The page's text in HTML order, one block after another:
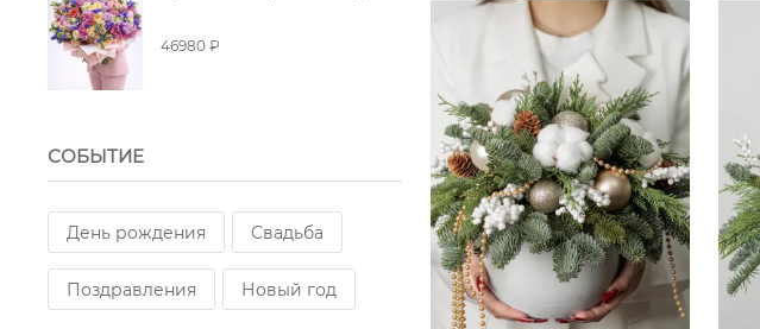
46980 ₽
СОБЫТИЕ
День рождения Свадьба
Поздравления Новый год